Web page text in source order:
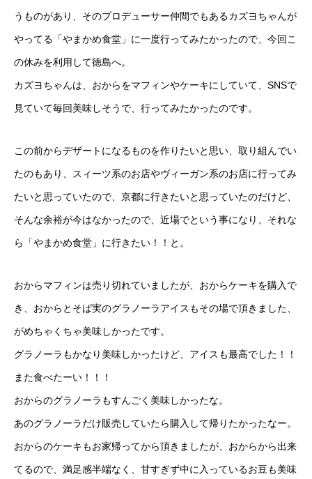
うものがあり、そのプロデューサー仲間でもあるカズヨちゃんが
やってる「やまかめ食堂」に一度行ってみたかったので、今回こ
の休みを利用して徳島へ。
カズヨちゃんは、おからをマフィンやケーキにしていて、SNSで
見ていて毎回美味しそうで、行ってみたかったのです。
この前からデザートになるものを作りたいと思い、取り組んでい
たのもあり、スィーツ系のお店やヴィーガン系のお店に行ってみ
たいと思っていたので、京都に行きたいと思っていたのだけど、
そんな余裕が今はなかったので、近場でという事になり、それな
ら「やまかめ食堂 」に行きたい！！と。
おからマフィンは売り切れていましたが、おからケーキを購入で
き、おからとそば実のグラノーラアイスもその場で頂きました、
がめちゃくちゃ美味しかったです。
グラノーラもかなり美味しかったけど、アイスも最高でした！！
また食べたーい！！！
おからのグラノーラもすんごく美味しかったな。
あのグラノーラだけ販売していたら購入して帰りたかったなー。
おからのケーキもお家帰ってから頂きましたが、おからから出来
てるので、満足感半端なく、甘すぎず中に入っているお豆も美味